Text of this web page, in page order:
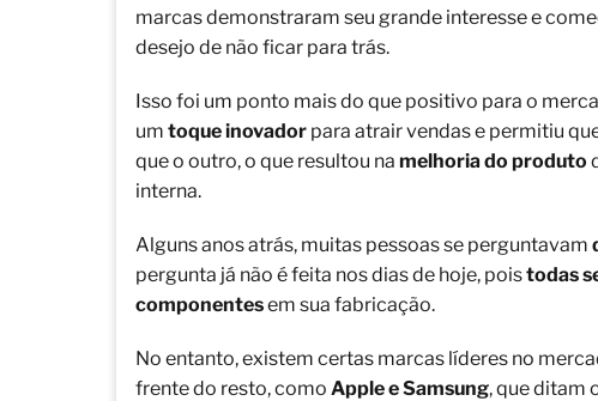
marcas demonstraram seu grande interesse e
desejo de não ficar para trás.
Isso foi um ponto mais do que positivo para o
um toque inovador para atrair vendas e permitiu
que o outro, o que resultou na melhoria do produto
interna.
Alguns anos atrás, muitas pessoas se perguntavam
pergunta já não é feita nos dias de hoje, poistodas
componentesem sua fabricação.
No entanto, existem certas marcas líderes no
frente do resto, como Apple e Samsung, que ditam